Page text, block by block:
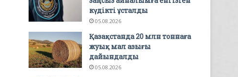
күдікті ұсталды
05.08.2026
Қазақстанда 20 млн тоннаға
жуық мал азығы
дайындалды
05.08.2026